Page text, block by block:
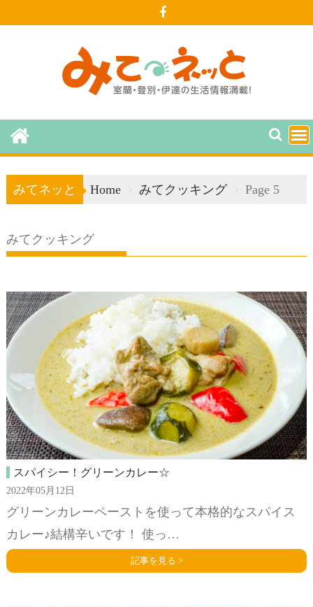
みてネッと Home みてクッキング Page 5
みてクッキング
スパイシー！グリーンカレー☆
2022年05月12日
グリーンカレーペーストを使って本格的なスパイス
カレー♪結構辛いです！ 使っ…
記事を見る >